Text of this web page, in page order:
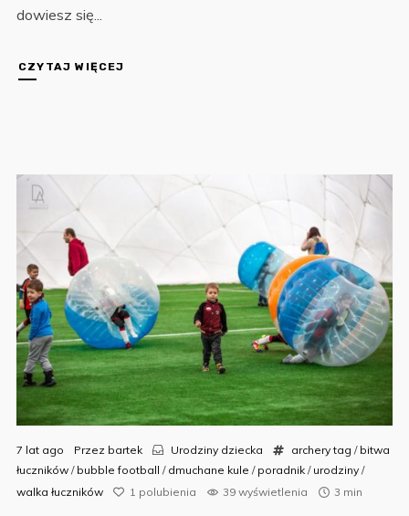
dowiesz się...
CZYTAJ WIĘCEJ
7 lat ago Przez bartek Urodziny dziecka archery tag / bitwa
łuczników/ bubble football / dmuchane kule / poradnik/ urodziny/
walka łuczników
1 polubienia 39 wyświetlenia 3 min